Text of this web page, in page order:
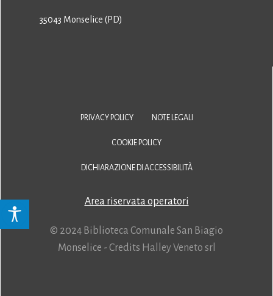
35043 Monselice (PD)
PRIVACY POLICY NOTE LEGALI
COOKIE POLICY
DICHIARAZIONE DI ACCESSIBILITÀ
Area riservata operatori
© 2024 Biblioteca Comunale San Biagio
Monselice - Credits Halley Veneto srl